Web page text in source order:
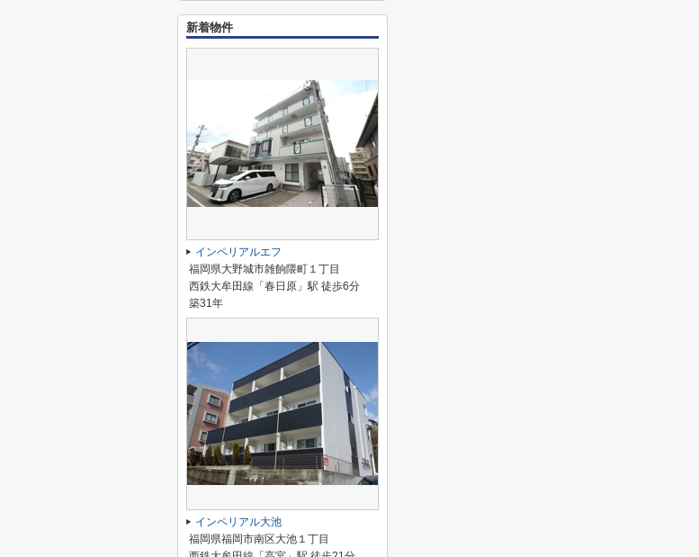
新着物件
インペリアルエフ
福岡県大野城市雑餉隈町１丁目
西鉄大牟田線「春日原」駅 徒歩6分
築31年
インペリアル大池
福岡県福岡市南区大池１丁目